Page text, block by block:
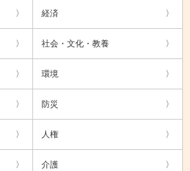
経済
社会・文化・教養
環境
防災
人権
介護